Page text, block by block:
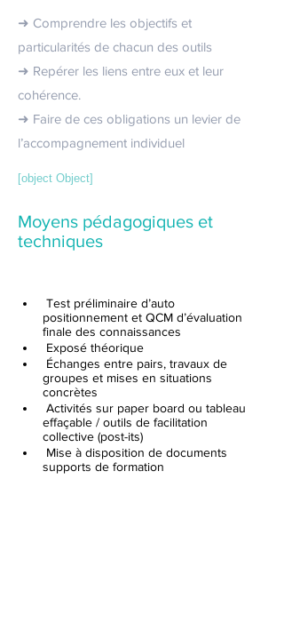
➜ Comprendre les objectifs et
particularités de chacun des outils
➜ Repérer les liens entre eux et leur
cohérence.
➜ Faire de ces obligations un levier de
l’accompagnement individuel
[object Object]
Moyens pédagogiques et
techniques
positionnement et QCM d’évaluation
finale des connaissances
Exposé théorique
groupes et mises en situations
concrètes
effaçable / outils de facilitation
collective (post-its)
supports de formation